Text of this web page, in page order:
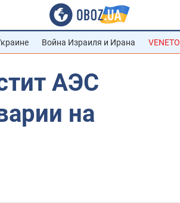
Война Израиля и Ирана VENETO
АЭС
на